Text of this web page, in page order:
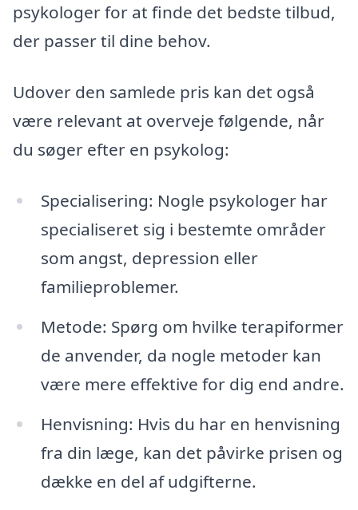
psykologer for at finde det bedste tilbud,
der passer til dine behov.
Udover den samlede pris kan det også
være relevant at overveje følgende, når
du søger efter en psykolog:
Specialisering: Nogle psykologer har
specialiseret sig i bestemte områder
som angst, depression eller
familieproblemer.
Metode: Spørg om hvilke terapiformer
de anvender, da nogle metoder kan
være mere effektive for dig end andre.
Henvisning: Hvis du har en henvisning
fra din læge, kan det påvirke prisen og
dække en del af udgifterne.